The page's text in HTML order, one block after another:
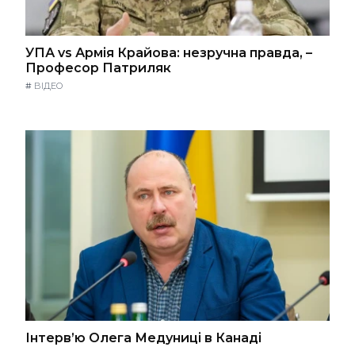
УПА vs Армія Крайова: незручна правда, –
Професор Патриляк
# ВІДЕО
Інтерв’ю Олега Медуниці в Канаді